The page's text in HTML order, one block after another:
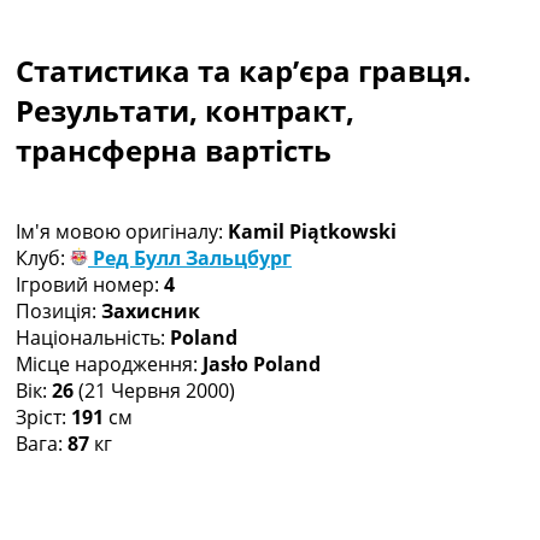
Чемпіонат Світу
Україна. Прем’єр-Ліга
Україна. Перша Ліга
Ліга Чемпіонів
Ще Турніри >>>
Таблиці
Чемпіонат Світу. Турнирні таблиці
Таблиця УПЛ
Перша Ліга
Таблиця АПЛ
Таблиця Ла Ліги
Таблиця Ліги Чемпіонів
Всі таблиці >>>
Статистика та кар’єра гравця.
Результати, контракт,
трансферна вартість
Ім'я мовою оригіналу: Kamil Piątkowski
Клуб:
Ред Булл Зальцбург
Ігровий номер: 4
Позиція: Захисник
Національність: Poland
Місце народження: Jasło Poland
Вік: 26(21 Червня 2000)
Зріст: 191 см
Вага: 87 кг